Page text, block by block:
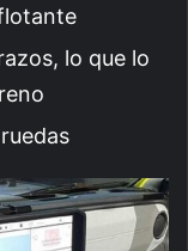
lo que lo